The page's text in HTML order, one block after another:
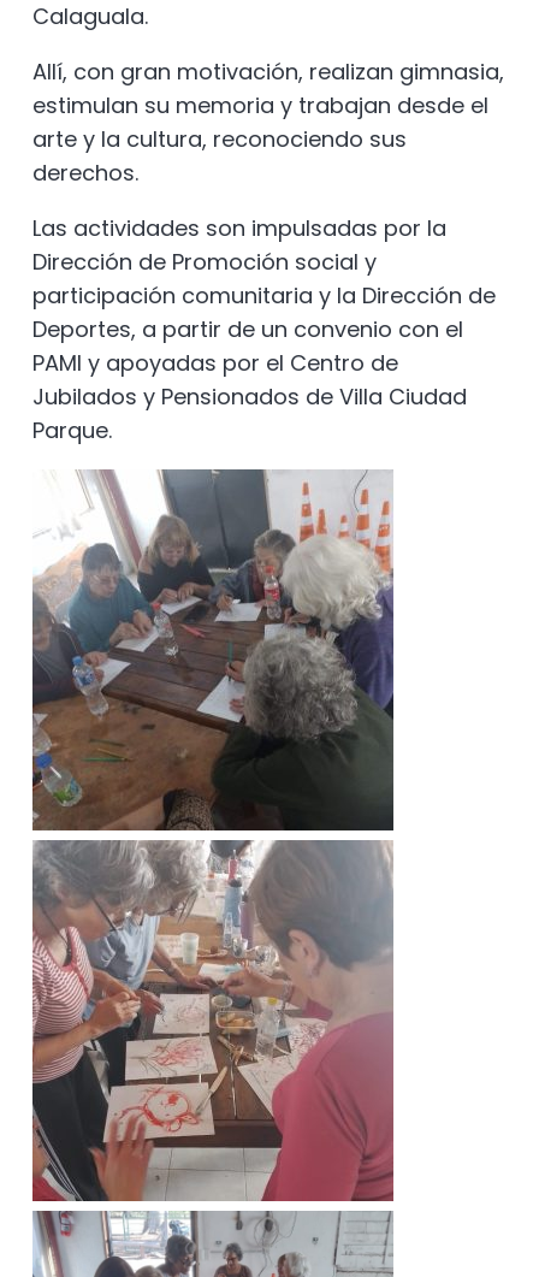
Calaguala.
Allí, con gran motivación, realizan gimnasia,
estimulan su memoria y trabajan desde el
arte y la cultura, reconociendo sus
derechos.
Las actividades son impulsadas por la
Dirección de Promoción social y
participación comunitaria y la Dirección de
Deportes, a partir de un convenio con el
PAMI y apoyadas por el Centro de
Jubilados y Pensionados de Villa Ciudad
Parque.